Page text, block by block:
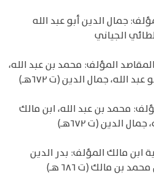
جمال الدين أبو عبد الله
الجياني
المؤلف: محمد بن عبد الله،
الله، جمال الدين (ت ٦٧٢هـ)
محمد بن عبد الله، ابن مالك
الدين (ت ٦٧٢هـ)
ابن مالك المؤلف: بدر الدين
بن مالك (ت ٦٨٦ هـ)